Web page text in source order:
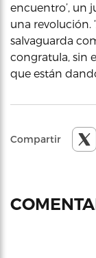
encuentro’, un
una revolución.
salvaguarda
congratula, sin
que están
Compartir